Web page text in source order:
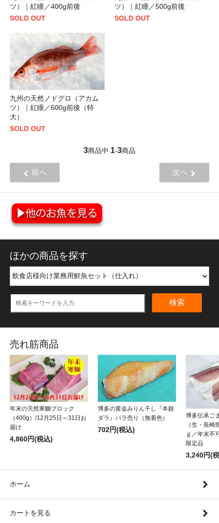
ツ）｜紅瞳／400g前後
SOLD OUT
ツ）｜紅瞳／500g前後
SOLD OUT
九州の天然ノドグロ（アカム
ツ）｜紅瞳／600g前後（特
大）
SOLD OUT
3商品中 1-3商品
前へ 次へ
ほかの商品を探す
検索
売れ筋商品
年末の天然寒鰤ブロック
（400g）/12月25日～31日お
届け
4,860円(税込)
博多の黄金みりん干し『本銀
ダラ』バラ売り（無着色）
702円(税込)
博多伝承ご
（生・長
ｇ／年末不
限定品
3,240円(
ホーム
カートを見る